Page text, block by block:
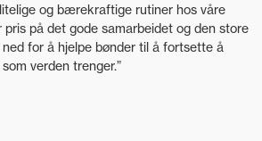
og bærekraftige rutiner hos våre
pris på det gode samarbeidet og den store
for å hjelpe bønder til å fortsette å
verden trenger.”